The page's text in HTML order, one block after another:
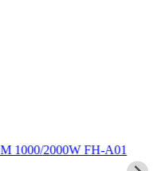
1000/2000W FH-A01